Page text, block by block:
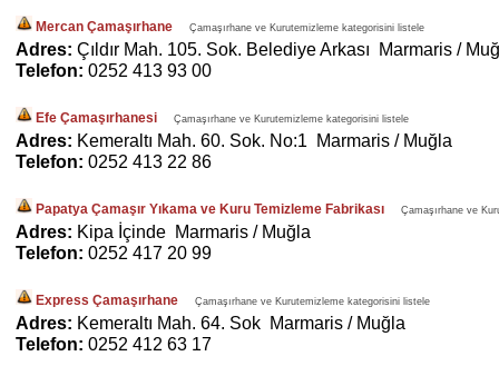
Mercan Çamaşırhane Çamaşırhane ve Kurutemizleme kategorisini listele
Adres: Çıldır Mah. 105. Sok. Belediye Arkası Marmaris /
Telefon: 0252 413 93 00
Efe Çamaşırhanesi Çamaşırhane ve Kurutemizleme kategorisini listele
Adres: Kemeraltı Mah. 60. Sok. No:1 Marmaris / Muğla
Telefon: 0252 413 22 86
Papatya Çamaşır Yıkama ve Kuru Temizleme Fabrikası Çamaşırhane ve
Adres: Kipa İçinde Marmaris / Muğla
Telefon: 0252 417 20 99
Express Çamaşırhane Çamaşırhane ve Kurutemizleme kategorisini listele
Adres: Kemeraltı Mah. 64. Sok Marmaris / Muğla
Telefon: 0252 412 63 17